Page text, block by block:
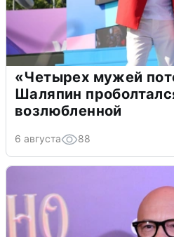
«Четырех мужей
Шаляпин
возлюбленной
6 августа 88